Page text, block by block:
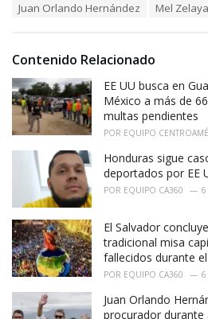
g
i
s
:
gJuan Orlando Hernández
Mel Zelaya
Contenido Relacionado
EE UU busca en
México a más de
multas pendientes
POR EQUIPO
Honduras sigue
deportados por EE
POR EQUIPO CA360 6
El Salvador
tradicional misa
fallecidos durante
POR EQUIPO CA360 6
Juan Orlando
procurador durante